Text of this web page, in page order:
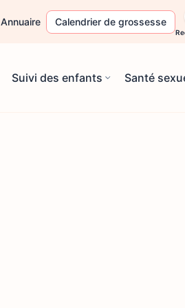
Annuaire Calendrier de grossesse
Suivi des enfants Santé